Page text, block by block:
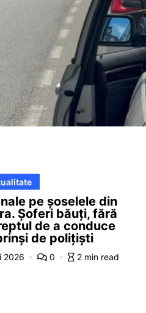
pe șoselele din
Șoferi băuți, fără
de a conduce
de polițiști
2026 0 2 min read